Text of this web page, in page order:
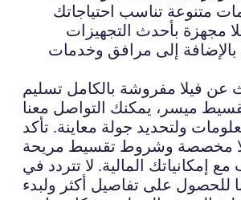
متنوعة تناسب احتياجاتك
مجهزة بأحدث التجهيزات
بالإضافة إلى مرافق وخدمات
عن فيلا مفروشة بالكامل تسليم
ميسر، يمكنك التواصل معنا
ولتحديد جولة معاينة. تأكد
مخصصة وشروط تقسيط مريحة
مع إمكانياتك المالية. لا تتردد في
للحصول على تفاصيل أكثر ولبدء